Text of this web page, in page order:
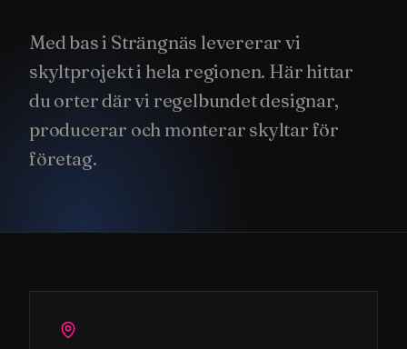
Med bas i Strängnäs levererar vi
skyltprojekt i hela regionen. Här hittar
du orter där vi regelbundet designar,
producerar och monterar skyltar för
företag.